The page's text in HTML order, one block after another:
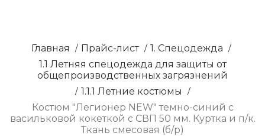
Главная / Прайс-лист / 1. Спецодежда /
1.1 Летняя спецодежда для защиты от
общепроизводственных загрязнений
/ 1.1.1 Летние костюмы /
Костюм "Легионер NEW" темно-синий с
васильковой кокеткой с СВП 50 мм. Куртка и п/к.
Ткань смесовая (б/р)